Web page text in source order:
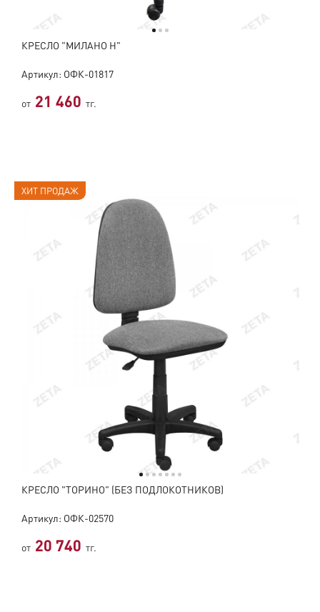
КРЕСЛО "МИЛАНО Н"
Артикул: ОФК-01817
от 21 460 тг.
ХИТ ПРОДАЖ
КРЕСЛО "ТОРИНО" (БЕЗ ПОДЛОКОТНИКОВ)
Артикул: ОФК-02570
от 20 740 тг.